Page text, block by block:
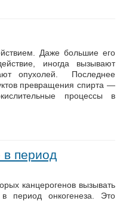
Даже большие его
иногда вызывают
опухолей. Последнее
превращения спирта —
процессы в
в период
канцерогенов вызывать
период онкогенеза. Это